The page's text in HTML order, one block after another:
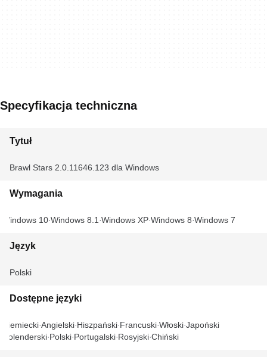
Specyfikacja techniczna
Tytuł
Brawl Stars 2.0.11646.123 dla Windows
Wymagania
Windows 10 Windows 8.1 Windows XP Windows 8 Windows 7
Język
Polski
Dostępne języki
Niemiecki Angielski Hiszpański Francuski Włoski Japoński
Holenderski Polski Portugalski Rosyjski Chiński